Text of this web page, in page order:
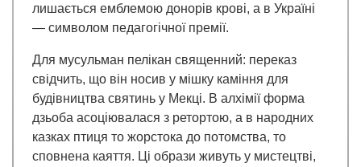
лишається емблемою донорів крові, а в Україні
— символом педагогічної премії.
Для мусульман пелікан священний: переказ
свідчить, що він носив у мішку каміння для
будівництва святинь у Мекці. В алхімії форма
дзьоба асоціювалася з ретортою, а в народних
казках птиця то жорстока до потомства, то
сповнена каяття. Ці образи живуть у мистецтві,